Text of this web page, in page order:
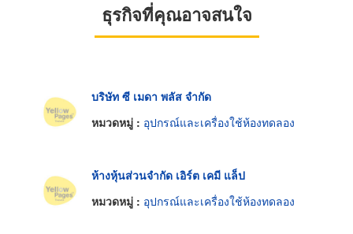
ธุรกิจที่คุณอาจสนใจ
บริษัท ซี เมดา พลัส จำกัด
หมวดหมู่ : อุปกรณ์และเครื่องใช้ห้องทดลอง
ห้างหุ้นส่วนจำกัด เอิร์ต เคมี แล็ป
หมวดหมู่ : อุปกรณ์และเครื่องใช้ห้องทดลอง